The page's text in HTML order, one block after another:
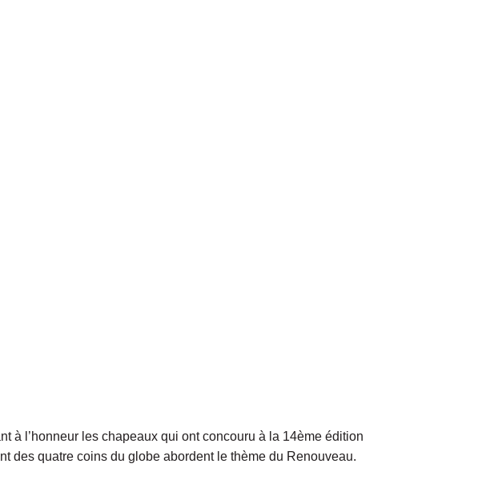
à l’honneur les chapeaux qui ont concouru à la 14ème édition
des quatre coins du globe abordent le thème du Renouveau.